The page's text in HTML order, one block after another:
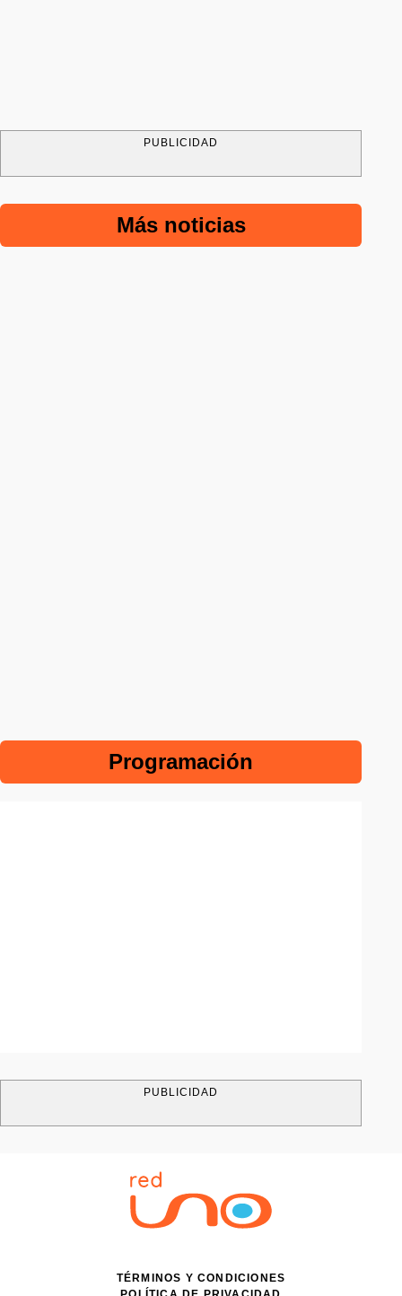
PUBLICIDAD
Más noticias
Programación
PUBLICIDAD
TÉRMINOS Y CONDICIONES